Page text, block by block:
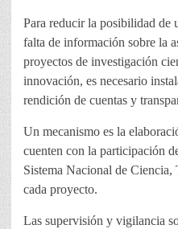
Para reducir la posibilidad de
falta de información sobre la
proyectos de investigación
innovación, es necesario
rendición de cuentas y
Un mecanismo es la
cuenten con la participación
Sistema Nacional de
cada proyecto.
Las supervisión y vigilancia